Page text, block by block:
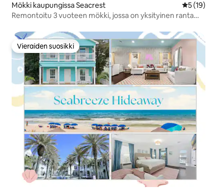
Mökki kaupungissa Seacrest
5 (19)
Remontoitu 3 vuoteen mökki, jossa on yksityinen ranta
Vieraiden suosikki
Vieraiden suosikki